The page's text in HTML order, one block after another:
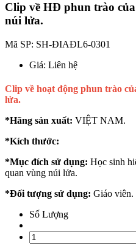
Clip về HĐ phun trào
núi lửa.
Mã SP: SH-ĐIAĐL6-0301
Giá: Liên hệ
Clip về hoạt động phun trào
lửa.
*Hãng sản xuất: VIỆT NAM.
*Kích thước:
*Mục đích sử dụng: Học sinh
quan vùng núi lửa.
*Đối tượng sử dụng: Giáo viên.
Số Lượng